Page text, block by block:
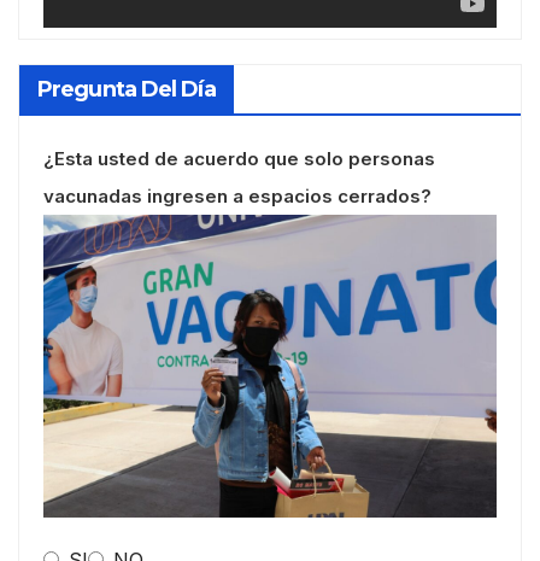
Pregunta Del Día
¿Esta usted de acuerdo que solo personas
vacunadas ingresen a espacios cerrados?